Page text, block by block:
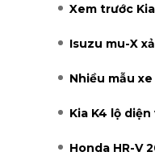
Xem trước
Isuzu mu-X
Nhiều mẫu
Kia K4 lộ
Honda HR-V